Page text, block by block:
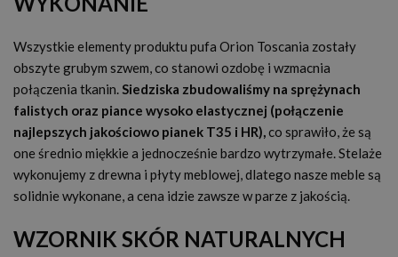
Wszystkie elementy produktu pufa Orion Toscania zostały
obszyte grubym szwem, co stanowi ozdobę i wzmacnia
połączenia tkanin.Siedziska zbudowaliśmy na sprężynach
falistych oraz piance wysoko elastycznej (połączenie
najlepszych jakościowo pianek T35 i HR),co sprawiło, że są
one średnio miękkie a jednocześnie bardzo wytrzymałe. Stelaże
wykonujemy z drewna i płyty meblowej, dlatego nasze meble są
solidnie wykonane, a cena idzie zawsze w parze z jakością.
WZORNIK SKÓR NATURALNYCH